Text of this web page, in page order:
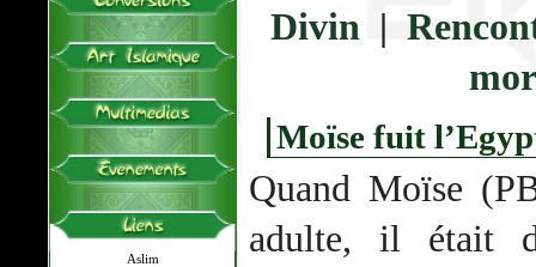
Aslim
Divin |
Moïse fuit
Quand Moïse
adulte, il était